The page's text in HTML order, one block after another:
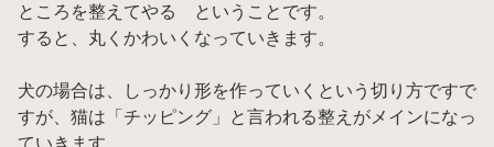
ところを整えてやる ということです。
すると、丸くかわいくなっていきます。
犬の場合は、しっかり形を作っていくという切り方ですで
すが、猫は「チッピング」と言われる整えがメインになっ
ていきます。